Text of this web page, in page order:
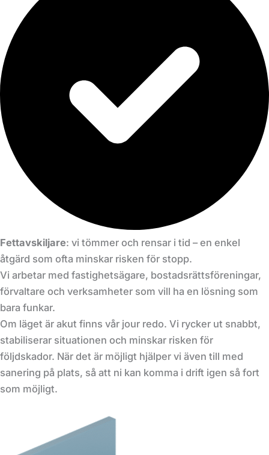
Fettavskiljare: vi tömmer och rensar i tid – en enkel
åtgärd som ofta minskar risken för stopp.
Vi arbetar med fastighetsägare, bostadsrättsföreningar,
förvaltare och verksamheter som vill ha en lösning som
bara funkar.
Om läget är akut finns vår jour redo. Vi rycker ut snabbt,
stabiliserar situationen och minskar risken för
följdskador. När det är möjligt hjälper vi även till med
sanering på plats, så att ni kan komma i drift igen så fort
som möjligt.